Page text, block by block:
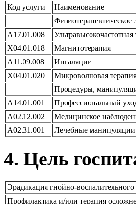
Код услуги Наименование
Физиотерапевтическое
A17.01.008
Ультравысокочастотная
X04.01.018
Магнитотерапия
A11.09.008
Ингаляции
X04.01.020
Микроволновая терапия
Процедуры,
A14.01.001
Профессиональный
A02.12.002
Медицинское
A02.31.001
Лечебные манипуляции
4. Цель
Эрадикация гнойно-воспалительного
Профилактика и/или терапия